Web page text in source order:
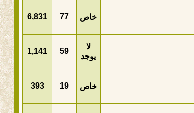
خاص 77
6,831
لا
يوجد
59
1,141
خاص 19
393